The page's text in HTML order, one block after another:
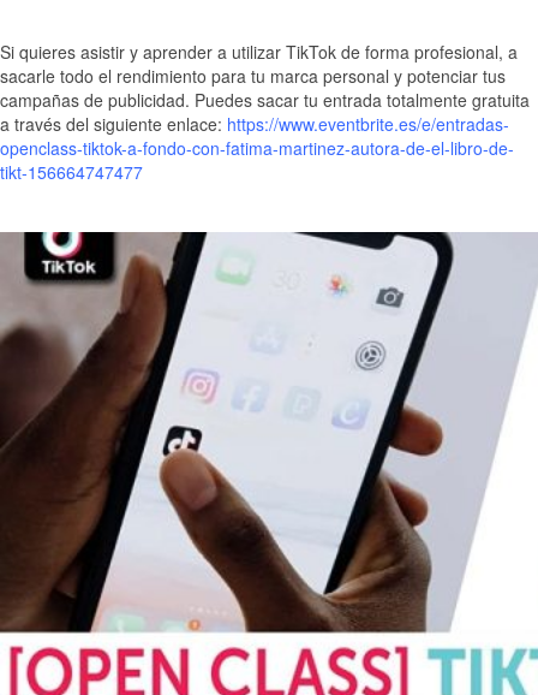
Si quieres asistir y aprender a utilizar TikTok de forma profesional, a
sacarle todo el rendimiento para tu marca personal y potenciar tus
campañas de publicidad. Puedes sacar tu entrada totalmente gratuita
a través del siguiente enlace: https://www.eventbrite.es/e/entradas-
openclass-tiktok-a-fondo-con-fatima-martinez-autora-de-el-libro-de-
tikt-156664747477